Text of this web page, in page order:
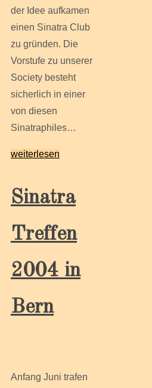
der Idee aufkamen
einen Sinatra Club
zu gründen. Die
Vorstufe zu unserer
Society besteht
sicherlich in einer
von diesen
Sinatraphiles…
weiterlesen
Sinatra
Treffen
2004 in
Bern
Anfang Juni trafen